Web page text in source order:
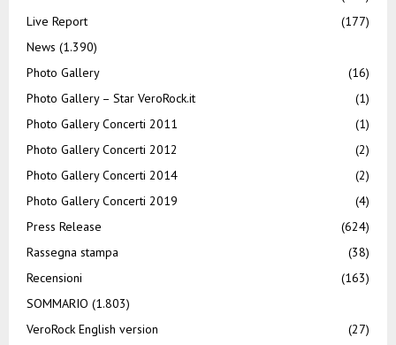
Live Report
(177)
News (1.390)
Photo Gallery
(16)
Photo Gallery – Star VeroRock.it
(1)
Photo Gallery Concerti 2011
(1)
Photo Gallery Concerti 2012
(2)
Photo Gallery Concerti 2014
(2)
Photo Gallery Concerti 2019
(4)
Press Release
(624)
Rassegna stampa
(38)
Recensioni
(163)
SOMMARIO (1.803)
VeroRock English version
(27)